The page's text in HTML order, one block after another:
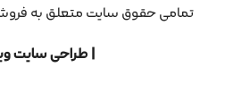
تمامی حقوق سایت متعلق به
| طراحی سایت